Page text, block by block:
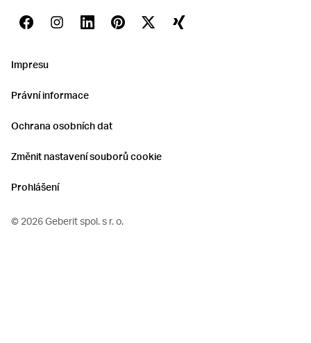
FacebookInstagramLinkedinPinterestTwitterXing
Impresu
Právní informace
Ochrana osobních dat
Změnit nastavení souborů cookie
Prohlášení
© 2026 Geberit spol. s r. o.